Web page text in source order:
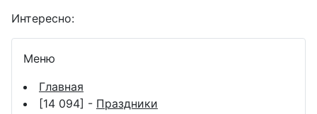
Интересно:
Меню
Главная
[14 094] - Праздники